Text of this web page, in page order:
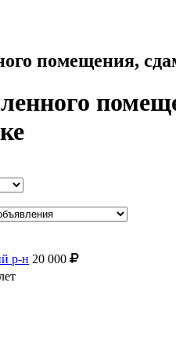
помещения,
р-н 20 000